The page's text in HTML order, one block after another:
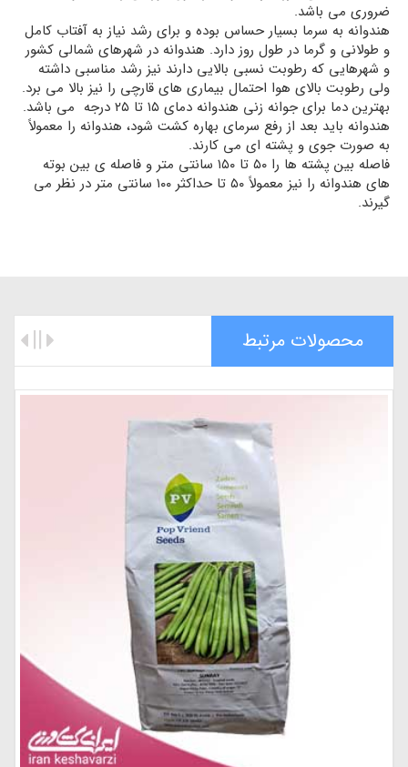
ضروری می باشد.
هندوانه به سرما بسیار حساس بوده و برای رشد نیاز به آفتاب کامل
و طولانی و گرما در طول روز دارد. هندوانه در شهرهای شمالی کشور
و شهرهایی که رطوبت نسبی بالایی دارند نیز رشد مناسبی داشته
ولی رطوبت بالای هوا احتمال بیماری های قارچی را نیز بالا می برد.
بهترین دما برای جوانه زنی هندوانه دمای ۱۵ تا ۲۵ درجه می باشد.
هندوانه باید بعد از رفع سرمای بهاره کشت شود، هندوانه را معمولاً
به صورت جوی و پشته ای می کارند.
فاصله بین پشته ها را ۵۰ تا ۱۵۰ سانتی متر و فاصله ی بین بوته
های هندوانه را نیز معمولاً ۵۰ تا حداکثر ۱۰۰ سانتی متر در نظر می
گیرند.
محصولات مرتبط